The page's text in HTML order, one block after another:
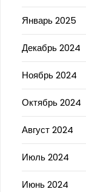
Январь 2025
Декабрь 2024
Ноябрь 2024
Октябрь 2024
Август 2024
Июль 2024
Июнь 2024